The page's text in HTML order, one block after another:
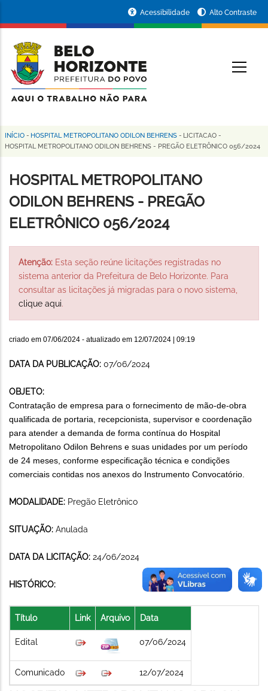
conteúdo
principal
da
Prefeitura
de
Horizonte
Acessibilidade Alto Contraste
Trilha
navegação
INÍCIO - HOSPITAL METROPOLITANO ODILON BEHRENS - LICITACAO -
HOSPITAL METROPOLITANO ODILON BEHRENS - PREGÃO ELETRÔNICO 056/2024
HOSPITAL METROPOLITANO
ODILON BEHRENS - PREGÃO
ELETRÔNICO 056/2024
Atenção: Esta seção reúne licitações registradas no
sistema anterior da Prefeitura de Belo Horizonte. Para
consultar as licitações já migradas para o novo sistema,
clique aqui.
criado em 07/06/2024 - atualizado em 12/07/2024 | 09:19
DATA DA PUBLICAÇÃO: 07/06/2024
OBJETO:
Contratação de empresa para o fornecimento de mão-de-obra
qualificada de portaria, recepcionista, supervisor e coordenação
para atender a demanda de forma contínua do Hospital
Metropolitano Odilon Behrens e suas unidades por um período
de 24 meses, conforme especificação técnica e condições
comerciais contidas nos anexos do Instrumento Convocatório.
MODALIDADE: Pregão Eletrônico
SITUAÇÃO: Anulada
DATA DA LICITAÇÃO: 24/06/2024
HISTÓRICO:
Título Link Arquivo Data
Edital 07/06/2024
Comunicado 12/07/2024